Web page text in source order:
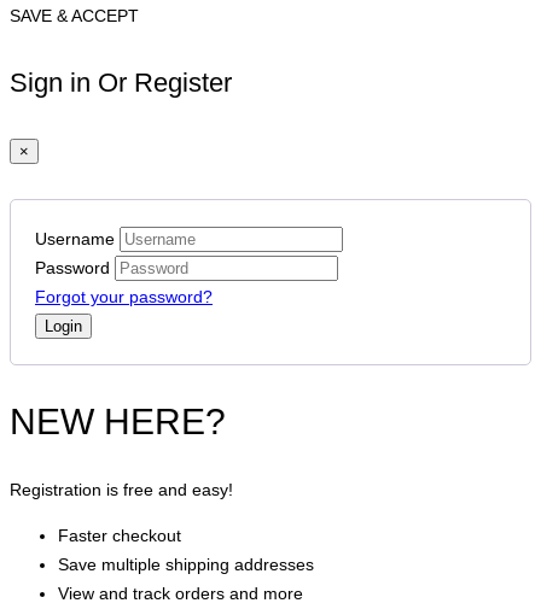
SAVE & ACCEPT
Sign in Or Register
×
Username
Password
Forgot your password?
NEW HERE?
Registration is free and easy!
Faster checkout
Save multiple shipping addresses
View and track orders and more